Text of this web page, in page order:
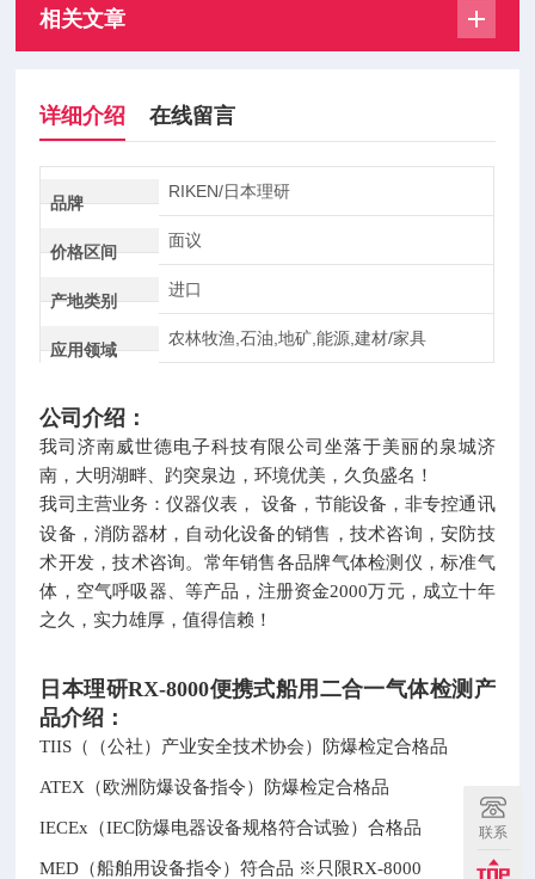
相关文章
详细介绍 在线留言
品牌
RIKEN/日本理研
价格区间
面议
产地类别
进口
应用领域
农林牧渔,石油,地矿,能源,建材/家具
公司介绍：
我司济南威世德电子科技有限公司坐落于美丽的泉城济
南，大明湖畔、趵突泉边，环境优美，久负盛名 ！
我司主营业务：仪器仪表，
设备，节能设备，非专控通讯
设备，消防器材，自动化设备的销售，技术咨询，安防技
术开发，技术咨询。常年销售各品牌气体检测仪，标准气
体，空气呼吸器、等产品，注册资金2000万元，成立十年
之久，实力雄厚，值得信赖！
日本理研RX-8000便携式船用二合一气体检测 产
品介绍：
TIIS（（公社）产业安全技术协会）防爆检定合格品
ATEX（欧洲防爆设备指令）防爆检定合格品
IECEx（IEC防爆电器设备规格符合试验）合格品
MED（船舶用设备指令）符合品 ※只限RX-8000
联系